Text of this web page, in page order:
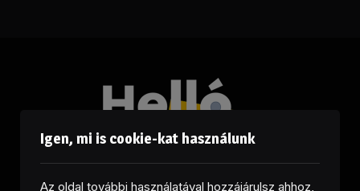
Igen, mi is cookie-kat használunk
Az oldal további használatával hozzájárulsz ahhoz,